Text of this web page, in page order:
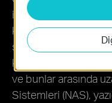
için VPN
kullanıcıların ev
şekilde
kullanıldığında ise,
ve bunlar arasında
Sistemleri (NAS),